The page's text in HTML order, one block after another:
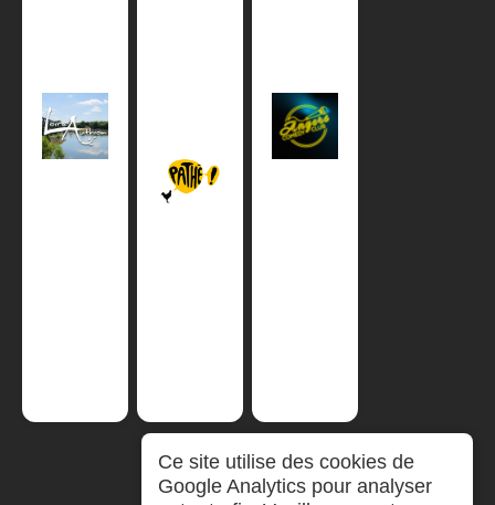
Ce site utilise des cookies de
Google Analytics pour analyser